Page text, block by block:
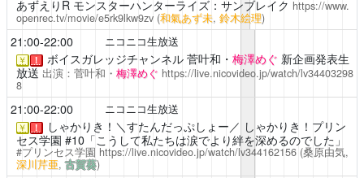
あずえりRモンスターハンターライズ：サンブレイク https://www.
openrec.tv/movie/e5rk9lkw9zv (和氣あず未, 鈴木絵理)
21:00-22:00 ニコニコ生放送
￥ ！ ボイスガレッジチャンネル菅叶和・ 梅澤めぐ 新企画発表生
放送出演：菅叶和・ 梅澤めぐ https://live.nicovideo.jp/watch/lv34403298
8
21:00-22:00 ニコニコ生放送
￥ ！ しゃかりき！＼すたんだっぷしょー／ しゃかりき！プリン
セス学園 #10「こうして私たちは涙でより絆を深めるのでした」
#プリンセス学園 https://live.nicovideo.jp/watch/lv344162156 (桑原由気,
深川芹亜,古賀葵)